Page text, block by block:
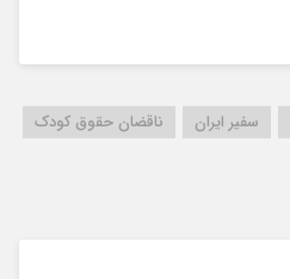
سفیر ایران ناقضان حقوق کودک